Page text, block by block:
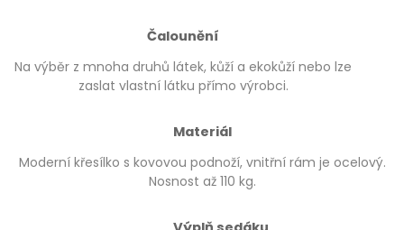
Čalounění
Na výběr z mnoha druhů látek, kůží a ekokůží nebo lze
zaslat vlastní látku přímo výrobci.
Materiál
Moderní křesílko s kovovou podnoží, vnitřní rám je ocelový.
Nosnost až 110 kg.